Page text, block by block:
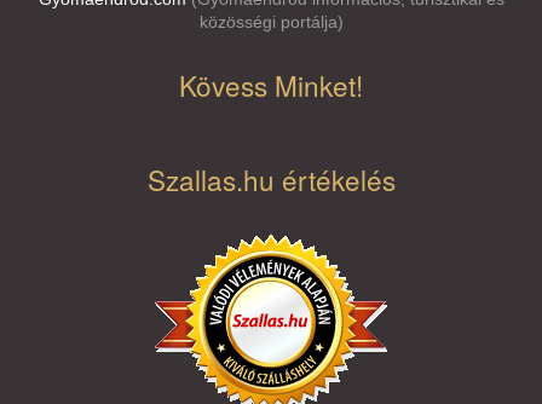
közösségi portálja)
Kövess Minket!
Szallas.hu értékelés